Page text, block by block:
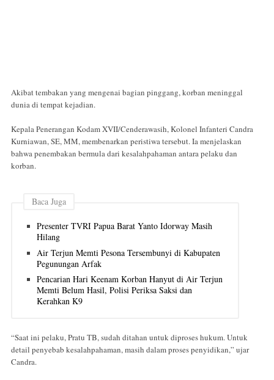
Akibat tembakan yang mengenai bagian pinggang, korban meninggal
dunia di tempat kejadian.
Kepala Penerangan Kodam XVII/Cenderawasih, Kolonel Infanteri Candra
Kurniawan, SE, MM, membenarkan peristiwa tersebut. Ia menjelaskan
bahwa penembakan bermula dari kesalahpahaman antara pelaku dan
korban.
Baca Juga
Presenter TVRI Papua Barat Yanto Idorway Masih
Hilang
Air Terjun Memti Pesona Tersembunyi di Kabupaten
Pegunungan Arfak
Pencarian Hari Keenam Korban Hanyut di Air Terjun
Memti Belum Hasil, Polisi Periksa Saksi dan
Kerahkan K9
“Saat ini pelaku, Pratu TB, sudah ditahan untuk diproses hukum. Untuk
detail penyebab kesalahpahaman, masih dalam proses penyidikan,” ujar
Candra.